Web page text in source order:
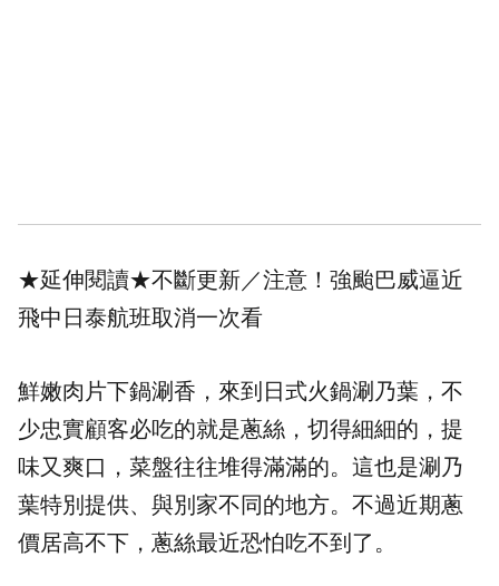
★延伸閱讀★不斷更新／注意！強颱巴威逼近
飛中日泰航班取消一次看
鮮嫩肉片下鍋涮香，來到日式火鍋涮乃葉，不
少忠實顧客必吃的就是蔥絲，切得細細的，提
味又爽口，菜盤往往堆得滿滿的。這也是涮乃
葉特別提供、與別家不同的地方。不過近期蔥
價居高不下，蔥絲最近恐怕吃不到了。